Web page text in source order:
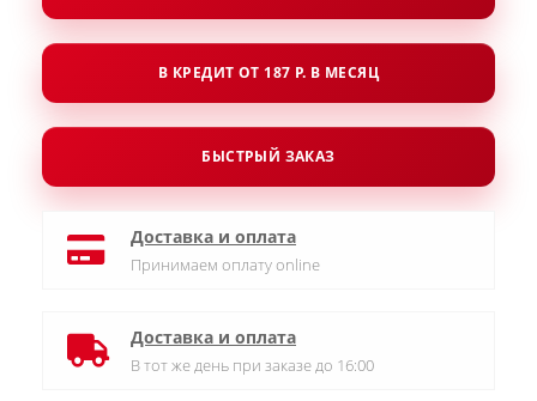
В КРЕДИТ ОТ 187 Р. В МЕСЯЦ
БЫСТРЫЙ ЗАКАЗ
Доставка и оплата
Принимаем оплату online
Доставка и оплата
В тот же день при заказе до 16:00